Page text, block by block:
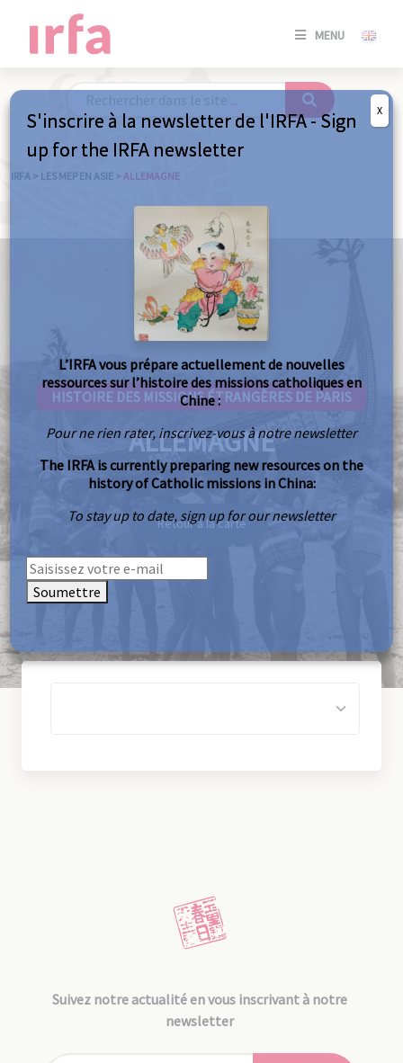
MENU
SE
IRFA > LES MEP EN ASIE > ALLEMAGNE
HISTOIRE DES MISSIONS ÉTRANGÈRES DE PARIS
ALLEMAGNE
Retour à la carte
Suivez notre actualité en vous inscrivant à notre
newsletter
S'inscrire à la newsletter de l'IRFA - Sign
up for the IRFA newsletter
L’IRFA vous prépare actuellement de nouvelles
ressources sur l’histoire des missions catholiques en
Chine :
Pour ne rien rater, inscrivez-vous à notre newsletter
The IRFA is currently preparing new resources on the
history of Catholic missions in China:
To stay up to date, sign up for our newsletter
Soumettre
X